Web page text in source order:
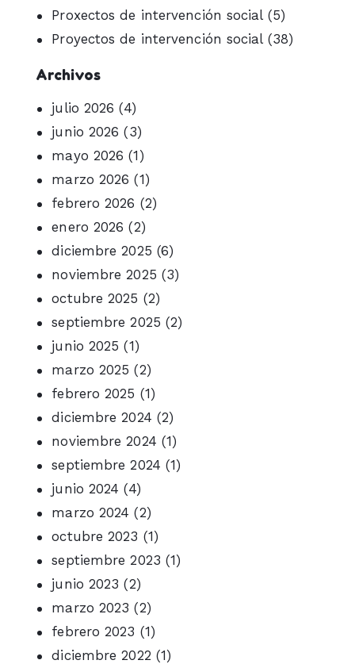
Proxectos de intervención social(5)
Proyectos de intervención social(38)
Archivos
julio 2026 (4)
junio 2026 (3)
mayo 2026 (1)
marzo 2026 (1)
febrero 2026 (2)
enero 2026 (2)
diciembre 2025 (6)
noviembre 2025 (3)
octubre 2025 (2)
septiembre 2025 (2)
junio 2025 (1)
marzo 2025 (2)
febrero 2025 (1)
diciembre 2024 (2)
noviembre 2024 (1)
septiembre 2024 (1)
junio 2024 (4)
marzo 2024 (2)
octubre 2023 (1)
septiembre 2023 (1)
junio 2023 (2)
marzo 2023 (2)
febrero 2023 (1)
diciembre 2022 (1)